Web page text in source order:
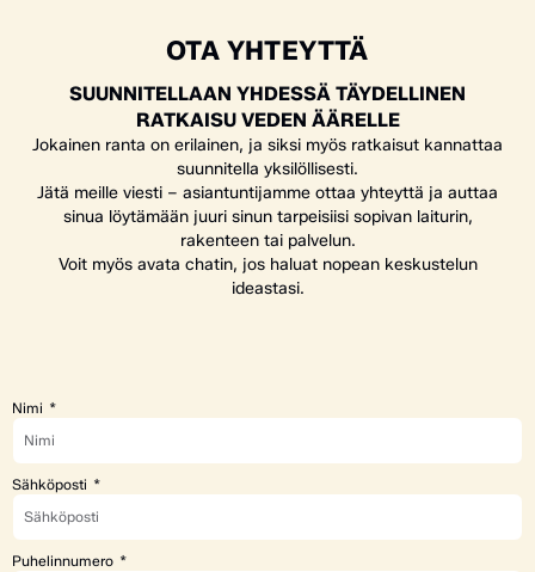
OTA YHTEYTTÄ
SUUNNITELLAAN YHDESSÄ TÄYDELLINEN
RATKAISU VEDEN ÄÄRELLE
Jokainen ranta on erilainen, ja siksi myös ratkaisut kannattaa
suunnitella yksilöllisesti.
Jätä meille viesti – asiantuntijamme ottaa yhteyttä ja auttaa
sinua löytämään juuri sinun tarpeisiisi sopivan laiturin,
rakenteen tai palvelun.
Voit myös avata chatin, jos haluat nopean keskustelun
ideastasi.
Nimi
Sähköposti
Puhelinnumero